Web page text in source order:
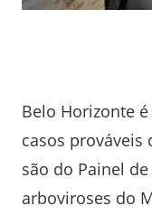
Belo Horizonte
casos prováveis
são do Painel
arboviroses do